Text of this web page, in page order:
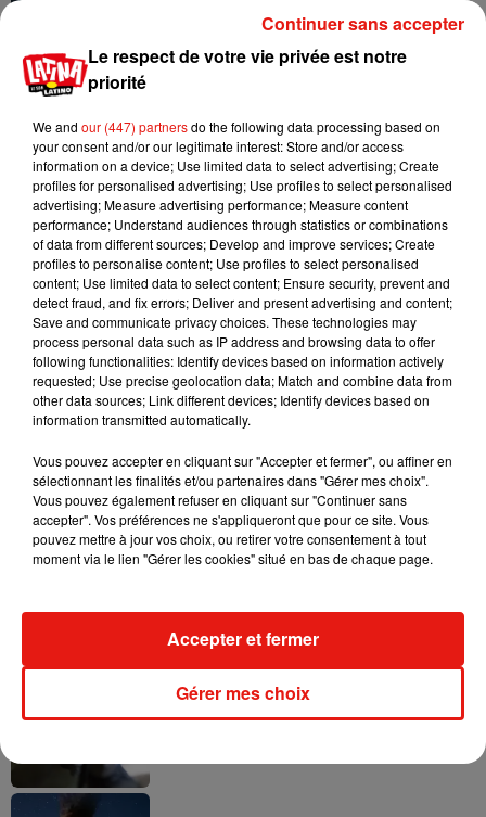
28 juillet 2026
Karol G frappe fort avec
« Matadora », son
nouveau single
1 2 3 4 5
Mundo Latino
Guatemala : l'éruption du volcan de
Le fourmilier géant fait son retour en
Argentine, et en pleine...
Le respect de votre vie privée est notre
priorité
We and our (447) partnersdo the following data processing based on
your consent and/or our legitimate interest: Store and/or access
information on a device; Use limited data to select advertising; Create
profiles for personalised advertising; Use profiles to select personalised
advertising; Measure advertising performance; Measure content
performance; Understand audiences through statistics or combinations
of data from different sources; Develop and improve services; Create
profiles to personalise content; Use profiles to select personalised
content; Use limited data to select content; Ensure security, prevent and
detect fraud, and fix errors; Deliver and present advertising and content;
Save and communicate privacy choices. These technologies may
process personal data such as IP address and browsing data to offer
following functionalities: Identify devices based on information actively
requested; Use precise geolocation data; Match and combine data from
other data sources; Link different devices; Identify devices based on
information transmitted automatically.
Vous pouvez accepter en cliquant sur "Accepter et fermer", ou affiner en
sélectionnant les finalités et/ou partenaires dans "Gérer mes choix".
Vous pouvez également refuser en cliquant sur "Continuer sans
accepter". Vos préférences ne s'appliqueront que pour ce site. Vous
pouvez mettre à jour vos choix, ou retirer votre consentement à tout
moment via le lien "Gérer les cookies" situé en bas de chaque page.
Gérer mes choix
Accepter et fermer
Continuer sans accepter